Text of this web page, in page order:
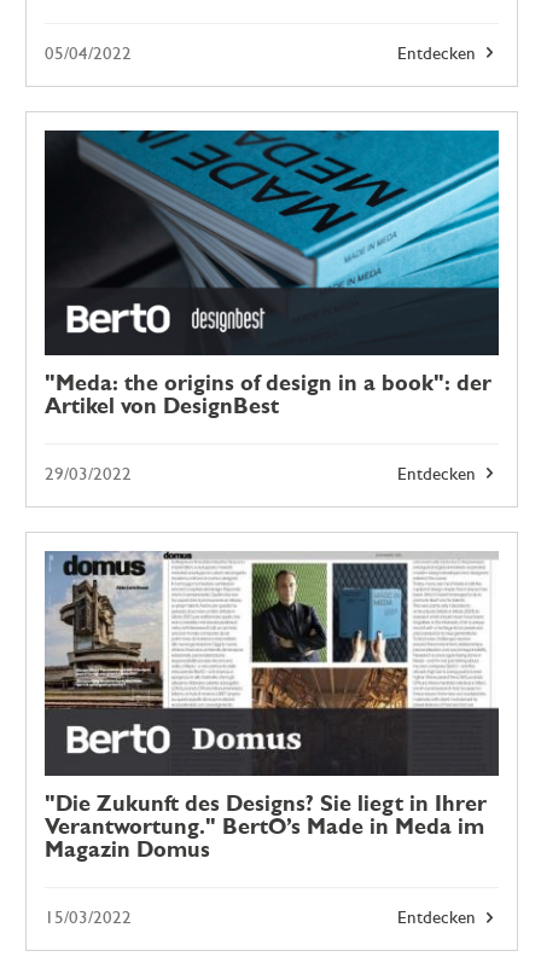
Entdecken
05/04/2022
"Meda: the origins of design in a book": der
Artikel von DesignBest
Entdecken
29/03/2022
"Die Zukunft des Designs? Sie liegt in Ihrer
Verantwortung." BertO’s Made in Meda im
Magazin Domus
Entdecken
15/03/2022